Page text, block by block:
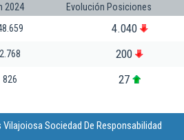
2024
Evolución Posiciones
4.040
2.768 200
826 27
Sociedad De Responsabilidad